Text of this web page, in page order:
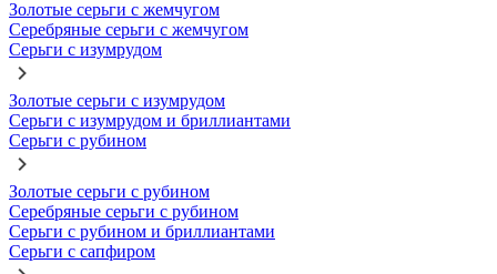
Золотые серьги с жемчугом
Серебряные серьги с жемчугом
Серьги с изумрудом
Золотые серьги с изумрудом
Серьги с изумрудом и бриллиантами
Серьги с рубином
Золотые серьги с рубином
Серебряные серьги с рубином
Серьги с рубином и бриллиантами
Серьги с сапфиром